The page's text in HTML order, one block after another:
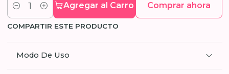
Cantidad
Agregar al Carro Comprar ahora
COMPARTIR ESTE PRODUCTO
Modo De Uso